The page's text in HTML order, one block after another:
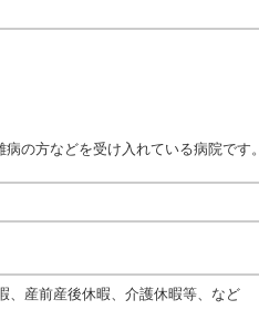
の方などを受け入れている病院です。
、産前産後休暇、介護休暇等、など